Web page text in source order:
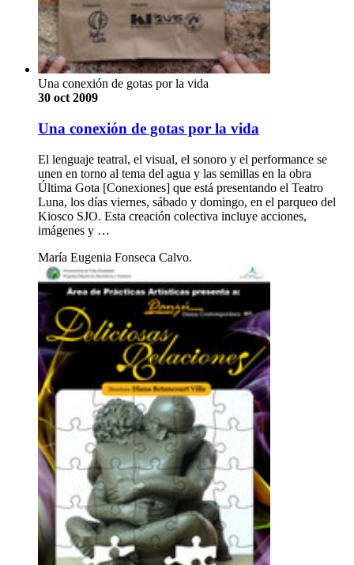
Una conexión de gotas por la vida
30 oct 2009
Una conexión de gotas por la vida
El lenguaje teatral, el visual, el sonoro y el performance se
unen en torno al tema del agua y las semillas en la obra
Última Gota [Conexiones] que está presentando el Teatro
Luna, los días viernes, sábado y domingo, en el parqueo del
Kiosco SJO. Esta creación colectiva incluye acciones,
imágenes y …
María Eugenia Fonseca Calvo.